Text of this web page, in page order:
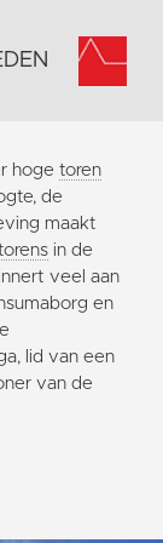
hoge toren
de
maakt
in de
veel aan
en
lid van een
van de